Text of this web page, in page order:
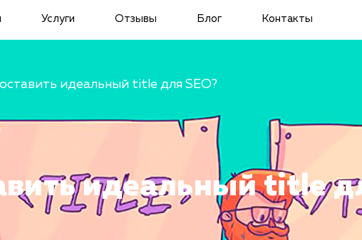
Услуги Отзывы Блог Контакты
идеальный title для SEO?
идеальный title